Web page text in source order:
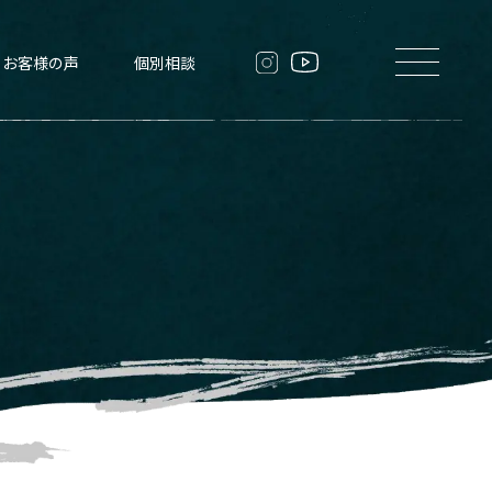
shosan001/sankihome.co.jp/public_html/wp-content/plugins/wp-
お客様の声 個別相談